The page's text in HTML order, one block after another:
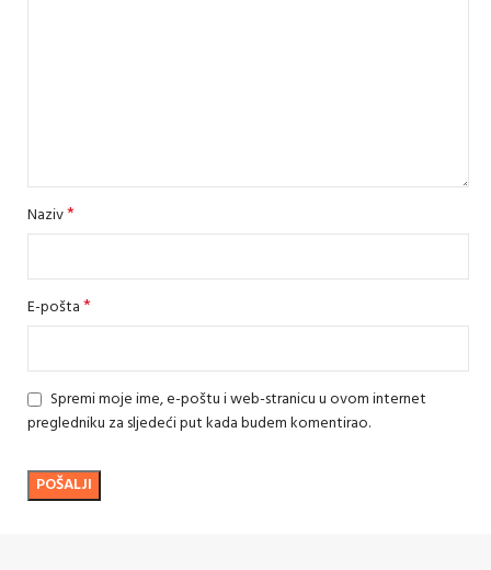
Naziv*
E-pošta*
Spremi moje ime, e-poštu i web-stranicu u ovom internet
pregledniku za sljedeći put kada budem komentirao.